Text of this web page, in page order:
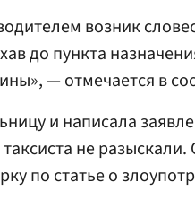
возник
до пункта
— отмечается в
и написала
не разыскали.
по статье о